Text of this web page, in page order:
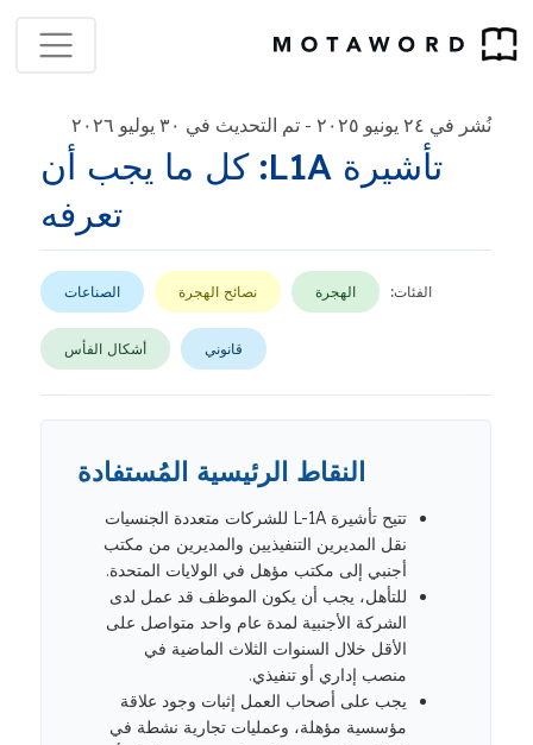
نُشر في ٢٤ يونيو ٢٠٢٥ - تم التحديث في ٣٠ يوليو ٢٠٢٦
تأشيرة L1A: كل ما يجب أن
تعرفه
الفئات: الهجرة نصائح الهجرة الصناعات
قانوني أشكال الفأس
النقاط الرئيسية المُستفادة
تتيح تأشيرة L-1A للشركات متعددة الجنسيات
نقل المديرين التنفيذيين والمديرين من مكتب
أجنبي إلى مكتب مؤهل في الولايات المتحدة.
للتأهل، يجب أن يكون الموظف قد عمل لدى
الشركة الأجنبية لمدة عام واحد متواصل على
الأقل خلال السنوات الثلاث الماضية في
منصب إداري أو تنفيذي.
يجب على أصحاب العمل إثبات وجود علاقة
مؤسسية مؤهلة، وعمليات تجارية نشطة في